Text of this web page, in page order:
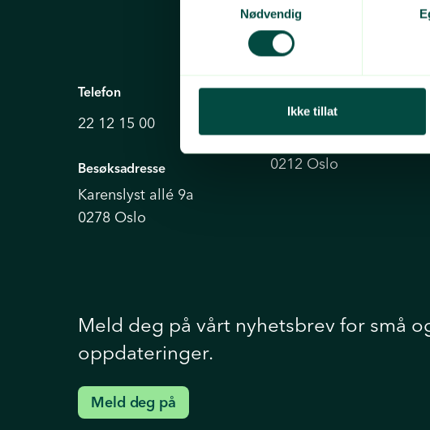
Nødvendig
Ikke tillat
Telefon
22 12 15 00
Besøksadresse
Karenslyst allé 9a
0278 Oslo
Postadresse
Grønt Punkt Norge
Postboks 91 Skøyen
0212 Oslo
Meld deg på vårt nyhetsbrev for små
oppdateringer.
Meld deg på